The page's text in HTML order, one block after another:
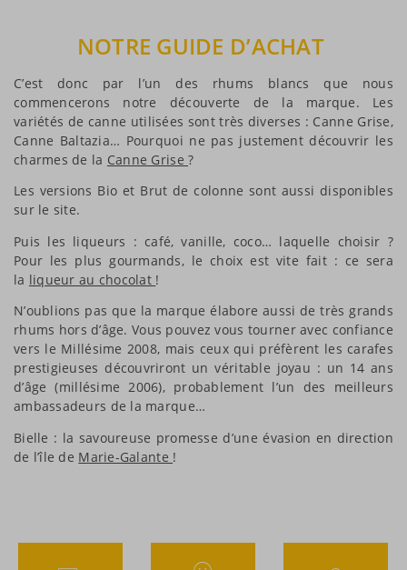
NOTRE GUIDE D’ACHAT
C’est donc par l’un des rhums blancs que nous
commencerons notre découverte de la marque. Les
variétés de canne utilisées sont très diverses : Canne Grise,
Canne Baltazia… Pourquoi ne pas justement découvrir les
charmes de la Canne Grise?
Les versions Bio et Brut de colonne sont aussi disponibles
sur le site.
Puis les liqueurs : café, vanille, coco… laquelle choisir ?
Pour les plus gourmands, le choix est vite fait : ce sera
la liqueur au chocolat !
N’oublions pas que la marque élabore aussi de très grands
rhums hors d’âge. Vous pouvez vous tourner avec confiance
vers le Millésime 2008, mais ceux qui préfèrent les carafes
prestigieuses découvriront un véritable joyau : un 14 ans
d’âge (millésime 2006), probablement l’un des meilleurs
ambassadeurs de la marque…
Bielle : la savoureuse promesse d’une évasion en direction
de l’île de Marie-Galante !